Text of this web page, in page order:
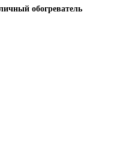
обогреватель